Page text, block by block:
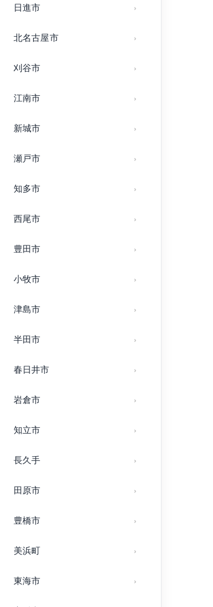
日進市
北名古屋市
刈谷市
江南市
新城市
瀬戸市
知多市
西尾市
豊田市
小牧市
津島市
半田市
春日井市
岩倉市
知立市
長久手
田原市
豊橋市
美浜町
東海市